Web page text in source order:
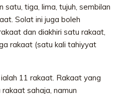
satu, tiga, lima, tujuh, sembilan
Solat ini juga boleh
dan diakhiri satu rakaat,
rakaat (satu kali tahiyyat
11 rakaat. Rakaat yang
sahaja, namun